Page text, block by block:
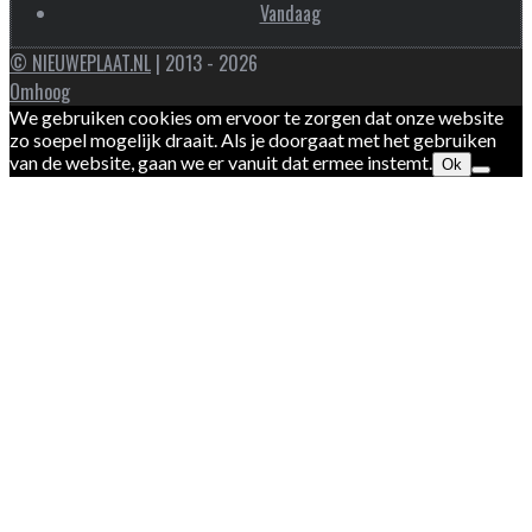
Vandaag
© NIEUWEPLAAT.NL | 2013 - 2026
Omhoog
We gebruiken cookies om ervoor te zorgen dat onze website
zo soepel mogelijk draait. Als je doorgaat met het gebruiken
van de website, gaan we er vanuit dat ermee instemt.
Ok